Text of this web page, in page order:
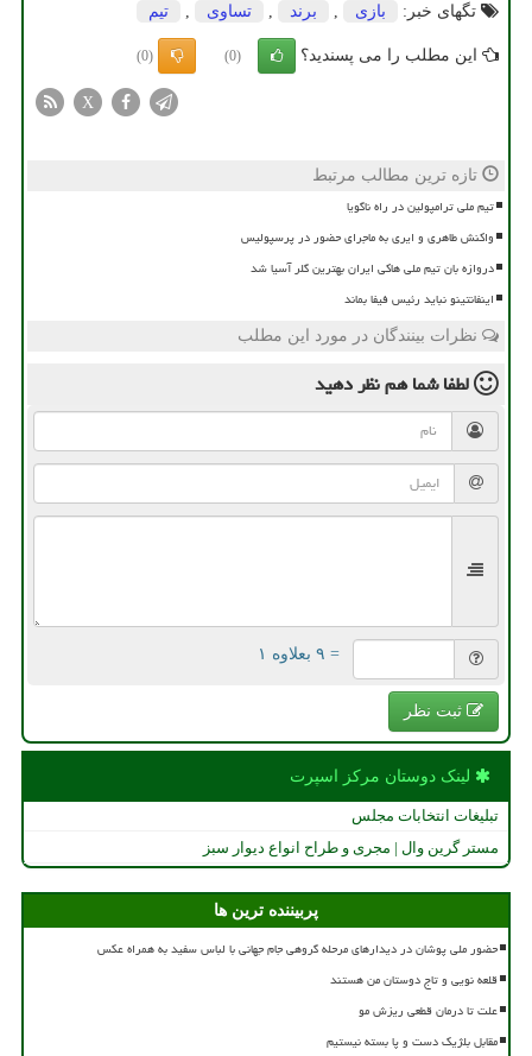
تگهای خبر:
بازی برند تساوی تیم
این مطلب را می پسندید؟ (0)
(0)
X
تازه ترین مطالب مرتبط
تیم ملی ترامپولین در راه ناگویا
واکنش طاهری و ایری به ماجرای حضور در پرسپولیس
دروازه بان تیم ملی هاکی ایران بهترین گلر آسیا شد
اینفانتینو نباید رئیس فیفا بماند
نظرات بینندگان در مورد این مطلب
لطفا شما همنظر دهید
= ۹ بعلاوه ۱
ثبت نظر
لینک دوستان مركز اسپرت
تبلیغات انتخابات مجلس
مستر گرین وال | مجری و طراح انواع دیوار سبز
پربیننده ترین ها
حضور ملی پوشان در دیدارهای مرحله گروهی جام جهانی با لباس سفید به همراه عکس
قلعه نویی و تاج دوستان من هستند
علت تا درمان قطعی ریزش مو
مقابل بلژیک دست و پا بسته نیستیم